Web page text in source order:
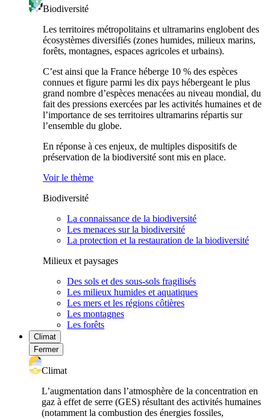
Biodiversité
Les territoires métropolitains et ultramarins englobent des
écosystèmes diversifiés (zones humides, milieux marins,
forêts, montagnes, espaces agricoles et urbains).
C’est ainsi que la France héberge 10 % des espèces
connues et figure parmi les dix pays hébergeant le plus
grand nombre d’espèces menacées au niveau mondial, du
fait des pressions exercées par les activités humaines et de
l’importance de ses territoires ultramarins répartis sur
l’ensemble du globe.
En réponse à ces enjeux, de multiples dispositifs de
préservation de la biodiversité sont mis en place.
Voir le thème
Biodiversité
La connaissance de la biodiversité
Les menaces sur la biodiversité
La protection et la restauration de la biodiversité
Milieux et paysages
Des sols et des sous-sols fragilisés
Les milieux humides et aquatiques
Les mers et les régions côtières
Les montagnes
Les forêts
Climat
Fermer
Climat
L’augmentation dans l’atmosphère de la concentration en
gaz à effet de serre (GES) résultant des activités humaines
(notamment la combustion des énergies fossiles,